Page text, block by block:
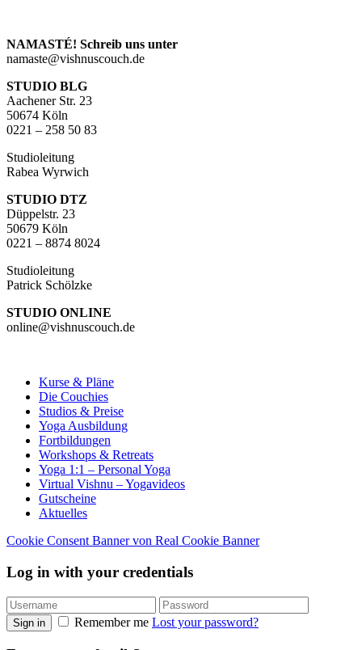
NAMASTÉ! Schreib uns unter
namaste@vishnuscouch.de
STUDIO BLG
Aachener Str. 23
50674 Köln
0221 – 258 50 83
Studioleitung
Rabea Wyrwich
STUDIO DTZ
Düppelstr. 23
50679 Köln
0221 – 8874 8024
Studioleitung
Patrick Schölzke
STUDIO ONLINE
online@vishnuscouch.de
Kurse & Pläne
Die Couchies
Studios & Preise
Yoga Ausbildung
Fortbildungen
Workshops & Retreats
Yoga 1:1 – Personal Yoga
Virtual Vishnu – Yogavideos
Gutscheine
Aktuelles
Cookie Consent Banner von Real Cookie Banner
Log in with your credentials
Sign in Remember me Lost your password?